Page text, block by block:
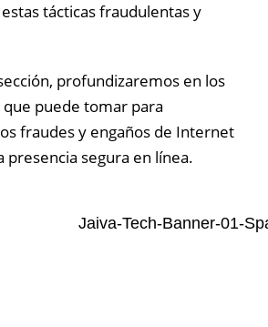
tácticas fraudulentas y
profundizaremos en los
que puede tomar para
fraudes y engaños de Internet
presencia segura en línea.